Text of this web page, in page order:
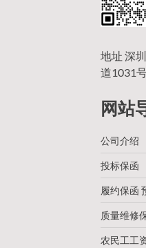
地址 深
道1031
网站
公司介绍
投标保函
履约保函
质量维修
农民工工